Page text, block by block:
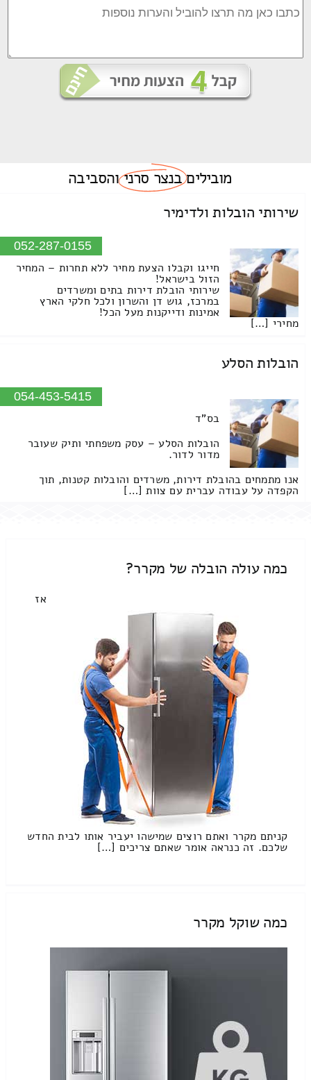
מוביליםבנצר סרניוהסביבה
שירותי הובלות ולדימיר
052-287-0155
חייגו וקבלו הצעת מחיר ללא תחרות – המחיר
הזול בישראל!
שירותי הובלת דירות בתים ומשרדים
במרכז, גוש דן והשרון ולכל חלקי הארץ
אמינות ודייקנות מעל הכל!
מחירי […]
הובלות הסלע
054-453-5415
בס"ד
הובלות הסלע – עסק משפחתי ותיק שעובר
מדור לדור.
אנו מתמחים בהובלת דירות, משרדים והובלות קטנות, תוך
הקפדה על עבודה עברית עם צוות […]
כמה עולה הובלה של מקרר?
אז
קניתם מקרר ואתם רוצים שמישהו יעביר אותו לבית החדש
שלכם. זה כנראה אומר שאתם צריכים […]
כמה שוקל מקרר